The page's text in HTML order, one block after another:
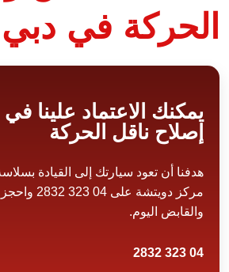
الحركة في دبي
يمكنك الاعتماد علينا في
إصلاح ناقل الحركة
هدفنا أن تعود سيارتك إلى القيادة
مركز
والقابض اليوم.
04 323 2832